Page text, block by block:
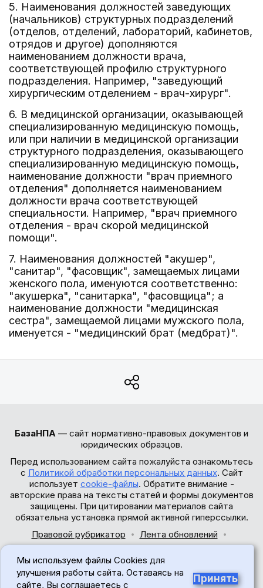
5. Наименования должностей заведующих
(начальников) структурных подразделений
(отделов, отделений, лабораторий, кабинетов,
отрядов и другое) дополняются
наименованием должности врача,
соответствующей профилю структурного
подразделения. Например, "заведующий
хирургическим отделением - врач-хирург".
6. В медицинской организации, оказывающей
специализированную медицинскую помощь,
или при наличии в медицинской организации
структурного подразделения, оказывающего
специализированную медицинскую помощь,
наименование должности "врач приемного
отделения" дополняется наименованием
должности врача соответствующей
специальности. Например, "врач приемного
отделения - врач скорой медицинской
помощи".
7. Наименования должностей "акушер",
"санитар", "фасовщик", замещаемых лицами
женского пола, именуются соответственно:
"акушерка", "санитарка", "фасовщица"; а
наименование должности "медицинская
сестра", замещаемой лицами мужского пола,
именуется - "медицинский брат (медбрат)".
БазаНПА — сайт нормативно-правовых документов и
юридических образцов.
Перед использованием сайта пожалуйста ознакомьтесь
с Политикой обработки персональных данных. Сайт
использует cookie-файлы. Обратите внимание -
авторские права на тексты статей и формы документов
защищены. При цитировании материалов сайта
обязательна установка прямой активной гиперссылки.
Правовой рубрикатор
Лента обновлений
© 2017-2026
Мы используем файлы Cookies для
улучшения работы сайта. Оставаясь на
сайте, Вы соглашаетесь с
Принять